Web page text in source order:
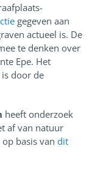
gegeven aan
actueel is. De
te denken over
Epe. Het
door de
heeft onderzoek
af van natuur
basis van dit